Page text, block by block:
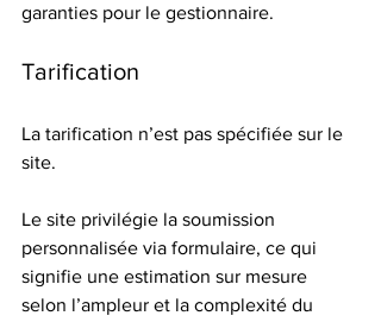
garanties pour le gestionnaire.
Tarification
La tarification n’est pas spécifiée sur le
site.
Le site privilégie la soumission
personnalisée via formulaire, ce qui
signifie une estimation sur mesure
selon l’ampleur et la complexité du